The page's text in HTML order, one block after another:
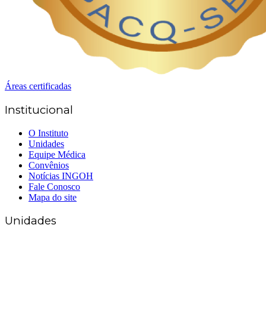
Áreas certificadas
Institucional
O Instituto
Unidades
Equipe Médica
Convênios
Notícias INGOH
Fale Conosco
Mapa do site
Unidades